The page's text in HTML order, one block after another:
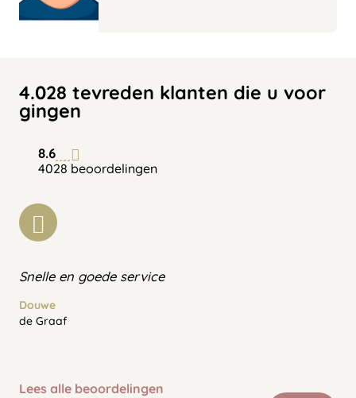
4.028 tevreden klanten die u voor
gingen
8.6
4028 beoordelingen
Snelle en goede service
Douwe
de Graaf
Lees alle beoordelingen